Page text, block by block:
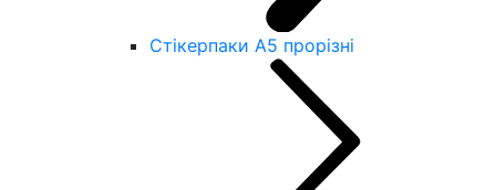
Стікерпаки А5 прорізні